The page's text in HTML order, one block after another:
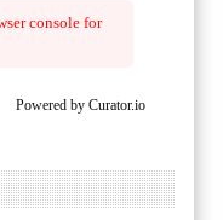
console for
Powered by Curator.io